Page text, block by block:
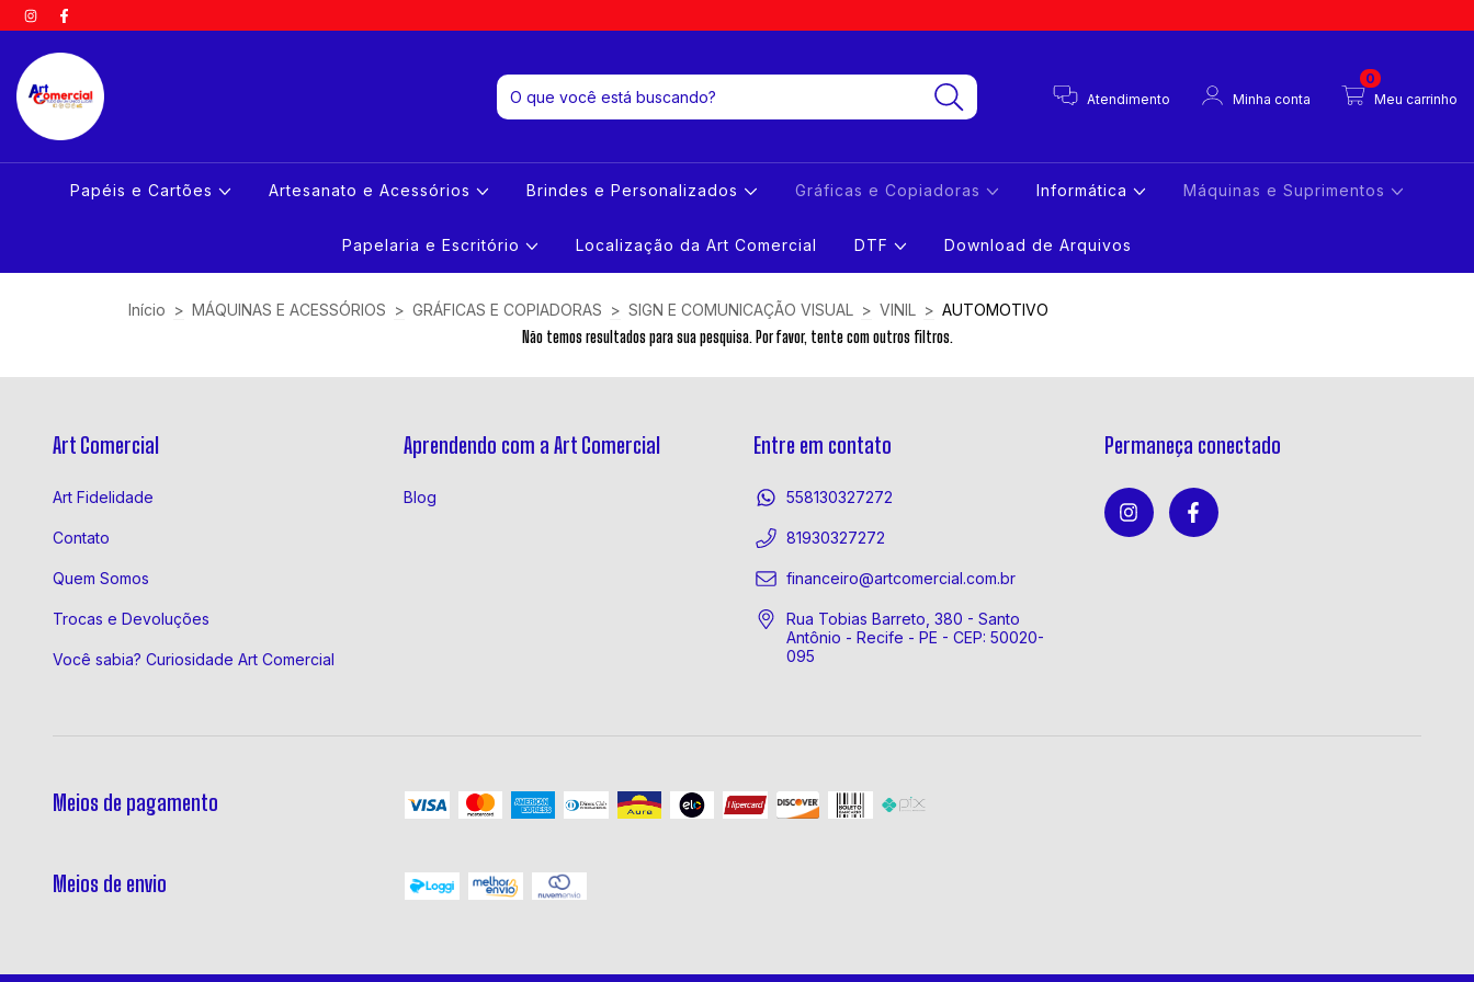
Atendimento Minha conta Meu carrinho
0
Papéis e Cartões Artesanato e Acessórios Brindes e Personalizados Gráficas e Copiadoras Informática Máquinas e Suprimentos
Papelaria e Escritório Localização da Art Comercial DTF Download de Arquivos
Início > MÁQUINAS E ACESSÓRIOS > GRÁFICAS E COPIADORAS > SIGN E COMUNICAÇÃO VISUAL > VINIL > AUTOMOTIVO
Não temos resultados para sua pesquisa. Por favor, tente com outros filtros.
Art Comercial
Art Fidelidade
Contato
Quem Somos
Trocas e Devoluções
Você sabia? Curiosidade Art Comercial
Aprendendo com a Art Comercial
Blog
Entre em contato
558130327272
81930327272
financeiro@artcomercial.com.br
Rua Tobias Barreto, 380 - Santo
Antônio - Recife - PE - CEP: 50020-
095
Permaneça conectado
Meios de pagamento
Meios de envio